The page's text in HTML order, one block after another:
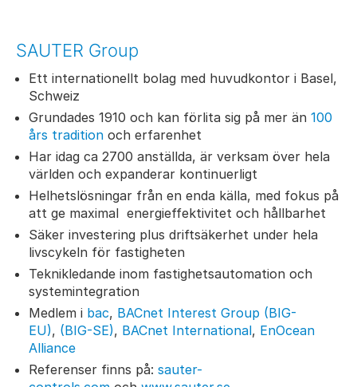
SAUTER Group
Ett internationellt bolag med huvudkontor i Basel,
Schweiz
Grundades 1910 och kan förlita sig på mer än 100
års tradition och erfarenhet
Har idag ca 2700 anställda, är verksam över hela
världen och expanderar kontinuerligt
Helhetslösningar från en enda källa, med fokus på
att ge maximal energieffektivitet och hållbarhet
Säker investering plus driftsäkerhet under hela
livscykeln för fastigheten
Teknikledande inom fastighetsautomation och
systemintegration
Medlem i bac, BACnet Interest Group (BIG-
EU), (BIG-SE), BACnet International, EnOcean
Alliance
Referenser finns på: sauter-